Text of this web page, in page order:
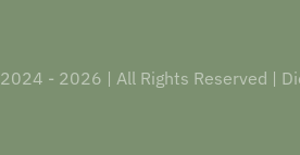
- 2026 | All Rights Reserved |